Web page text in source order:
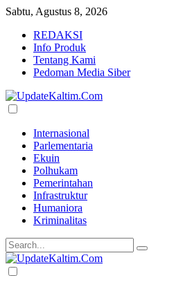
Sabtu, Agustus 8, 2026
REDAKSI
Info Produk
Tentang Kami
Pedoman Media Siber
Internasional
Parlementaria
Ekuin
Polhukam
Pemerintahan
Infrastruktur
Humaniora
Kriminalitas